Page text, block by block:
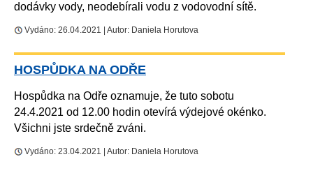
dodávky vody, neodebírali vodu z vodovodní sítě.
Vydáno: 26.04.2021 | Autor: Daniela Horutova
HOSPŮDKA NA ODŘE
Hospůdka na Odře oznamuje, že tuto sobotu
24.4.2021 od 12.00 hodin otevírá výdejové okénko.
Všichni jste srdečně zváni.
Vydáno: 23.04.2021 | Autor: Daniela Horutova